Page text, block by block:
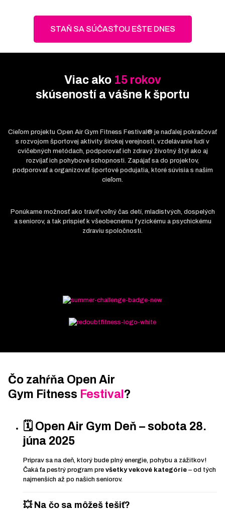
STAŇ SA SÚČASŤOU EŠTE DNES
Viac ako 15 rokov
skúseností a vášne k športu
Cieľom projektu Open Air Gym Fitness Festival® je naďalej pokračovať
s rozvojom športovej aktivity širokej verejnosti, vzdelávanie ľudí v
cvičebných metódach, podporovať ich zdravý životný štýl ako aj
rozvíjať ich pohybové schopnosti. Zapájať sa do projektov,
podporovať a organizovať športové podujatia, ktoré súvisia s našim
cieľom.
Ponúkame možnosť ako tráviť voľný čas detí, mladistvých, dospelých
a seniorov, a tak prispieť k všeobecnému fyzickému a psychickému
zdraviu spoločnosti.
Čo zahŕňa Open Air
Gym Fitness Festival ?
🗓️ Open Air Gym Deň – sobota 28.
júna 2025
Priprav sa na deň, ktorý bude plný energie, pohybu a zážitkov!
Čaká ťa pestrý program pre všetky vekové kategórie – od tých
najmenších až po našich seniorov.
💥 Na čo sa môžeš tešiť?